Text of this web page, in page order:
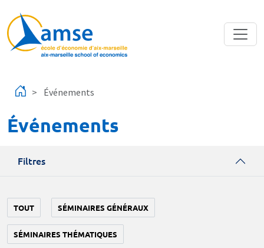
Événements
Événements
Filtres
TOUT SÉMINAIRES GÉNÉRAUX
SÉMINAIRES THÉMATIQUES